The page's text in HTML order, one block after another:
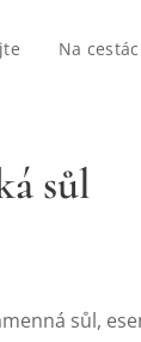
Na
sůl
sůl,